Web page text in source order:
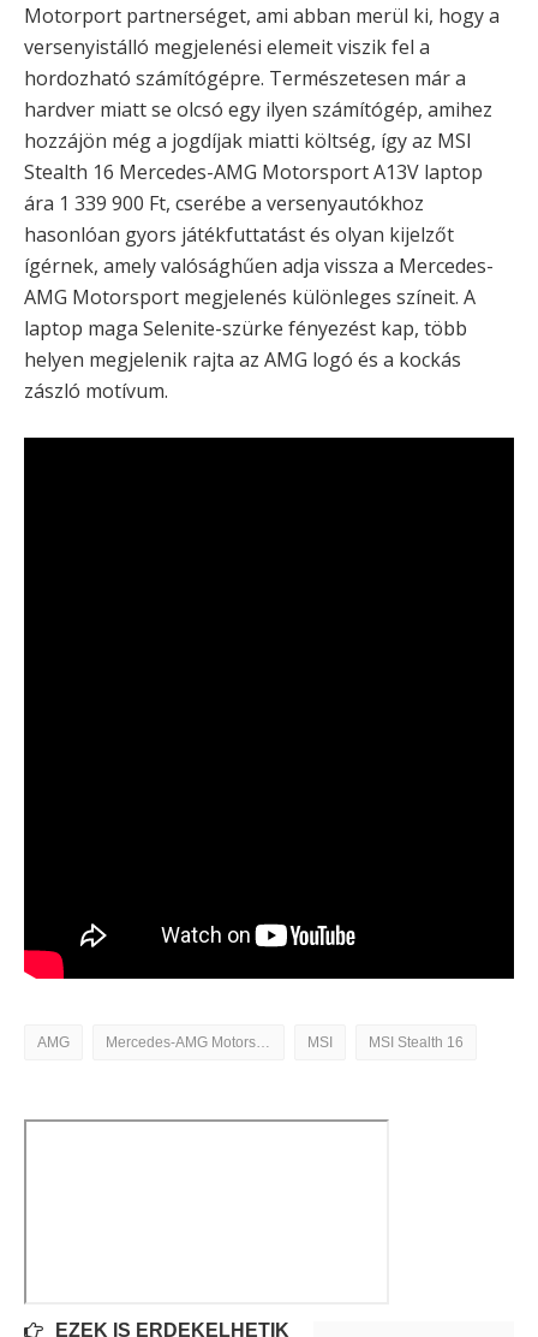
Motorport partnerséget, ami abban merül ki, hogy a
versenyistálló megjelenési elemeit viszik fel a
hordozható számítógépre. Természetesen már a
hardver miatt se olcsó egy ilyen számítógép, amihez
hozzájön még a jogdíjak miatti költség, így az MSI
Stealth 16 Mercedes-AMG Motorsport A13V laptop
ára 1 339 900 Ft, cserébe a versenyautókhoz
hasonlóan gyors játékfuttatást és olyan kijelzőt
ígérnek, amely valósághűen adja vissza a Mercedes-
AMG Motorsport megjelenés különleges színeit. A
laptop maga Selenite-szürke fényezést kap, több
helyen megjelenik rajta az AMG logó és a kockás
zászló motívum.
AMG Mercedes-AMG Motorsport A13V MSI MSI Stealth 16
EZEK IS ÉRDEKELHETIK